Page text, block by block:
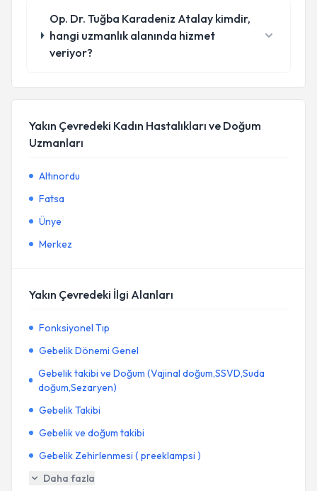
Op. Dr. Tuğba Karadeniz Atalay kimdir,
hangi uzmanlık alanında hizmet
veriyor?
Yakın Çevredeki Kadın Hastalıkları ve Doğum
Uzmanları
Altınordu
Fatsa
Ünye
Merkez
Yakın Çevredeki İlgi Alanları
Fonksiyonel Tıp
Gebelik Dönemi Genel
Gebelik takibi ve Doğum (Vajinal doğum,SSVD,Suda
doğum,Sezaryen)
Gebelik Takibi
Gebelik ve doğum takibi
Gebelik Zehirlenmesi ( preeklampsi )
Daha fazla